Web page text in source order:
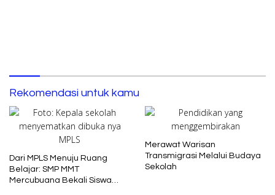
Rekomendasi untuk kamu
Dari MPLS Menuju Ruang
Belajar: SMP MMT
Mercubuana Bekali Siswa
Merawat Warisan
Transmigrasi Melalui Budaya
Sekolah